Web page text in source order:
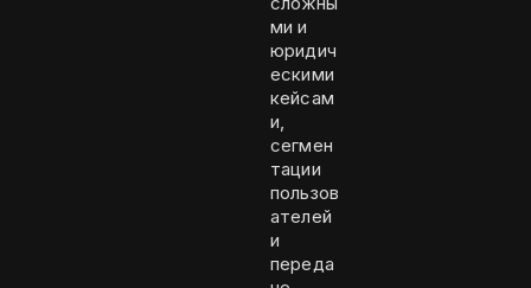
ми и
юридич
ескими
кейсам
и,
сегмен
тации
пользов
ателей
и
переда